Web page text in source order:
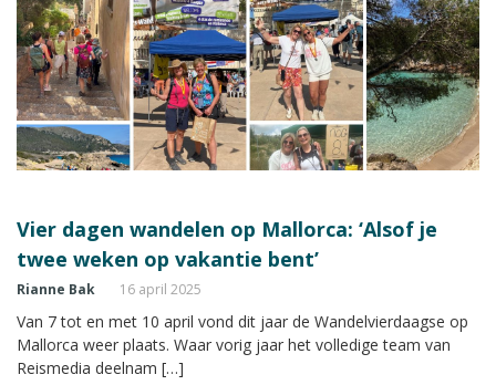
Vier dagen wandelen op Mallorca: ‘Alsof je
twee weken op vakantie bent’
Rianne Bak 16 april 2025
Van 7 tot en met 10 april vond dit jaar de Wandelvierdaagse op
Mallorca weer plaats. Waar vorig jaar het volledige team van
Reismedia deelnam […]